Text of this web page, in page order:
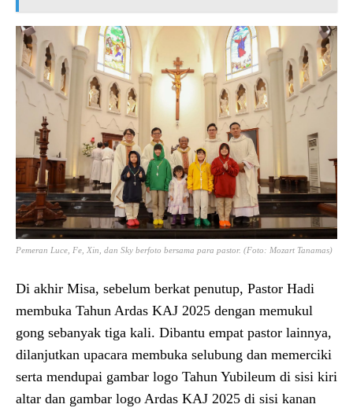
Pemeran Luce, Fe, Xin, dan Sky berfoto bersama para pastor. (Foto: Mozart Tanamas)
Di akhir Misa, sebelum berkat penutup, Pastor Hadi
membuka Tahun Ardas KAJ 2025 dengan memukul
gong sebanyak tiga kali. Dibantu empat pastor lainnya,
dilanjutkan upacara membuka selubung dan memerciki
serta mendupai gambar logo Tahun Yubileum di sisi kiri
altar dan gambar logo Ardas KAJ 2025 di sisi kanan